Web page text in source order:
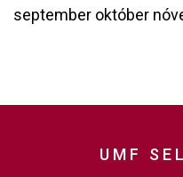
september október
UMF